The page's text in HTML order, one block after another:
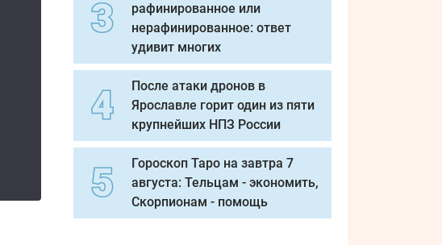
рафинированное или
нерафинированное: ответ
удивит многих
После атаки дронов в
Ярославле горит один из пяти
крупнейших НПЗ России
Гороскоп Таро на завтра 7
августа: Тельцам - экономить,
Скорпионам - помощь